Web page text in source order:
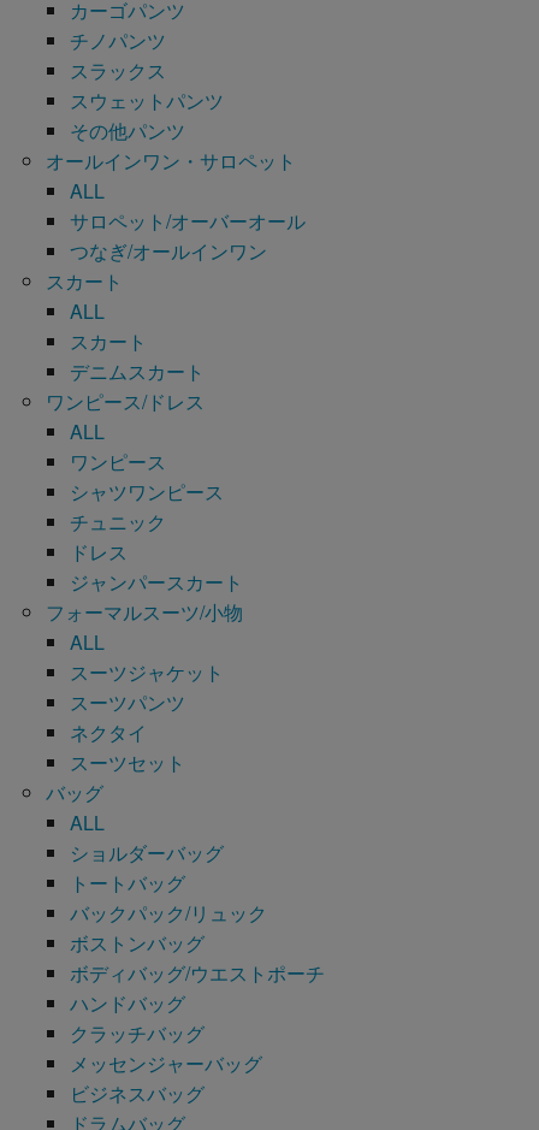
カーゴパンツ
チノパンツ
スラックス
スウェットパンツ
その他パンツ
オールインワン・サロペット
ALL
サロペット/オーバーオール
つなぎ/オールインワン
スカート
ALL
スカート
デニムスカート
ワンピース/ドレス
ALL
ワンピース
シャツワンピース
チュニック
ドレス
ジャンパースカート
フォーマルスーツ/小物
ALL
スーツジャケット
スーツパンツ
ネクタイ
スーツセット
バッグ
ALL
ショルダーバッグ
トートバッグ
バックパック/リュック
ボストンバッグ
ボディバッグ/ウエストポーチ
ハンドバッグ
クラッチバッグ
メッセンジャーバッグ
ビジネスバッグ
ドラムバッグ